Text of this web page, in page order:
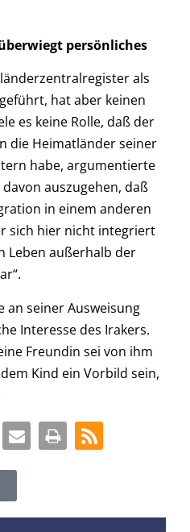
persönliches
als
hat aber keinen
es keine Rolle, daß der
die Heimatländer seiner
habe, argumentierte
auszugehen, daß
in einem anderen
sich hier nicht integriert
Leben außerhalb der
an seiner Ausweisung
Interesse des Irakers.
Freundin sei von ihm
Kind ein Vorbild sein,